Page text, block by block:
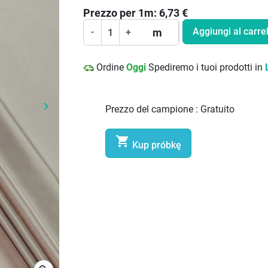
Prossimo
keyboard_arrow_right
Prezzo per 1m: 6,73€
- + m Aggiungi al
Ordine Oggi Spediremo i tuoi prodotti in
Prezzo del campione : Gratuito
 Kup próbkę